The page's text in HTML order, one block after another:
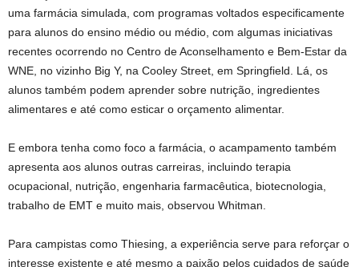
uma farmácia simulada, com programas voltados especificamente
para alunos do ensino médio ou médio, com algumas iniciativas
recentes ocorrendo no Centro de Aconselhamento e Bem-Estar da
WNE, no vizinho Big Y, na Cooley Street, em Springfield. Lá, os
alunos também podem aprender sobre nutrição, ingredientes
alimentares e até como esticar o orçamento alimentar.
E embora tenha como foco a farmácia, o acampamento também
apresenta aos alunos outras carreiras, incluindo terapia
ocupacional, nutrição, engenharia farmacêutica, biotecnologia,
trabalho de EMT e muito mais, observou Whitman.
Para campistas como Thiesing, a experiência serve para reforçar o
interesse existente e até mesmo a paixão pelos cuidados de saúde